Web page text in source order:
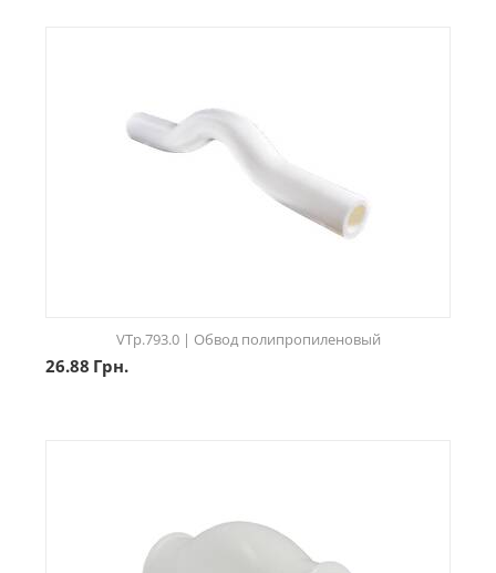
VTp.793.0 | Обвод полипропиленовый
26.88 Грн.